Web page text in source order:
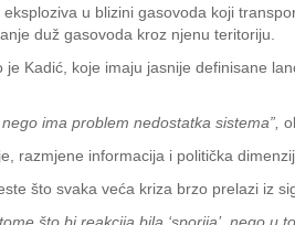
u blizini gasovoda koji
duž gasovoda kroz njenu teritoriju.
Kadić, koje imaju jasnije definisane
ima problem nedostatka sistema”,
razmjene informacija i politička
što svaka veća kriza brzo prelazi iz